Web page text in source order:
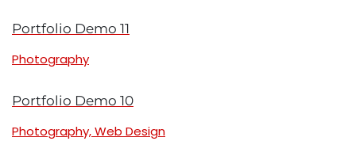
Portfolio Demo 11
Photography
Portfolio Demo 10
Photography, Web Design